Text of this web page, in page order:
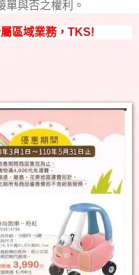
單與否之權利。
區域業務，TKS!